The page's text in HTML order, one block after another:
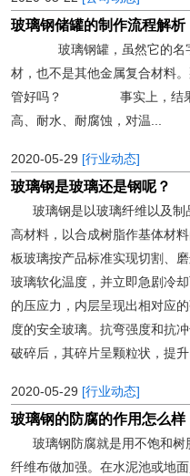
玻璃钢储罐的制作流程解析
玻璃钢罐，虽然它的名
材，也不是其他金属复合材料
管好吗？ 事实上，结果远
高、耐水、耐腐蚀，对温...
2020-05-29 [行业动态]
玻璃钢是玻璃还是钢呢？
玻璃钢是以玻璃纤维以及
高材料，以合成树脂作基体材
板玻璃按产品标准实现切割、
玻璃软化温度，并立即急剧冷
的压应力，内层呈现出相对应
度的安全玻璃。抗弯强度和抗
破碎后，其碎片呈颗粒状，提
2020-05-29 [行业动态]
玻璃钢的防腐的作用怎么样
玻璃钢防腐就是用不饱和
纤维布做加强。在水泥池或地